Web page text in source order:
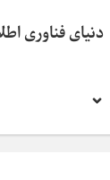
دنیای فناوری